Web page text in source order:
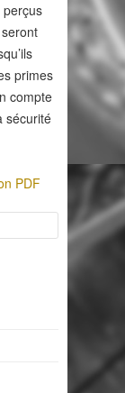
perçus
primes
compte
sécurité
PDF